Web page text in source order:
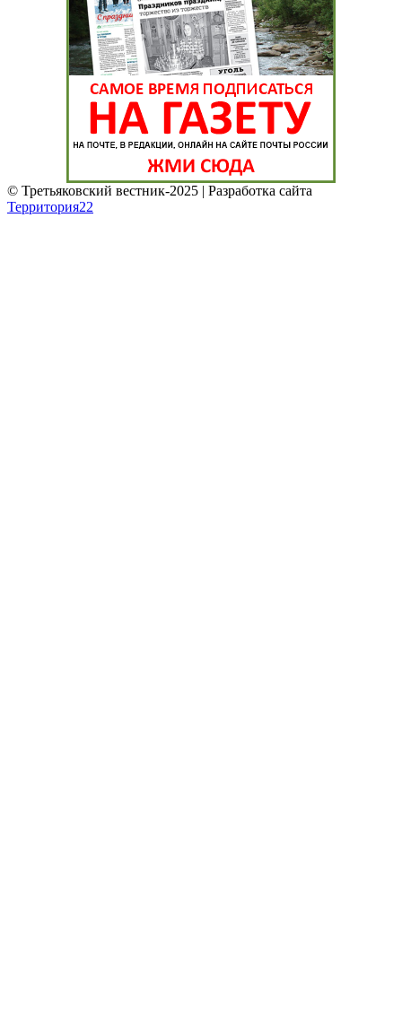
© Третьяковский вестник-2025 | Разработка сайта
Территория22